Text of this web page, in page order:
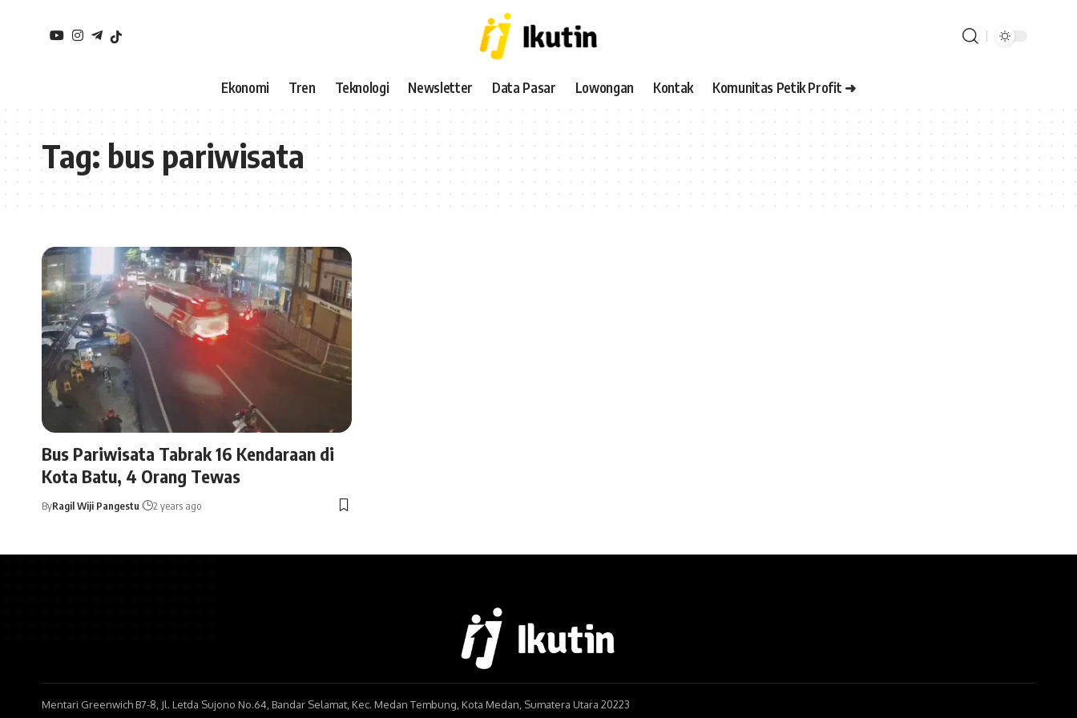
Ekonomi Tren Teknologi Newsletter Data Pasar Lowongan Kontak Komunitas Petik Profit ➜
Tag:bus pariwisata
Bus Pariwisata Tabrak 16 Kendaraan di
Kota Batu, 4 Orang Tewas
ByRagil Wiji Pangestu 2 years ago
Mentari Greenwich B7-8, Jl. Letda Sujono No.64, Bandar Selamat, Kec. Medan Tembung, Kota Medan, Sumatera Utara 20223